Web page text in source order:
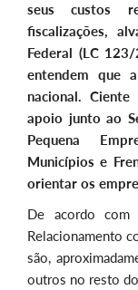
seus custos
fiscalizações,
Federal (LC
entendem que
nacional.
apoio junto ao
Pequena
Municípios e
orientar os
De acordo com
Relacionamento
são,
outros no resto